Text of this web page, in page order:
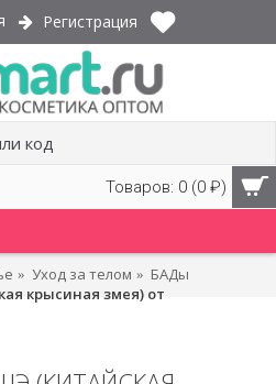
Регистрация
Товаров: 0 (0 ₽)
Уход за телом
БАДы
крысиная змея) от